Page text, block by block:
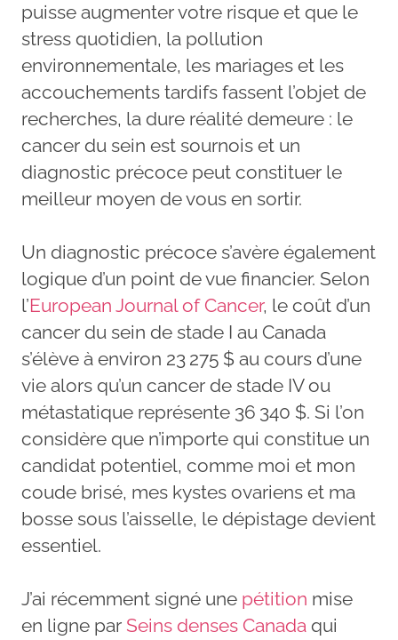
puisse augmenter votre risque et que le
stress quotidien, la pollution
environnementale, les mariages et les
accouchements tardifs fassent l’objet de
recherches, la dure réalité demeure : le
cancer du sein est sournois et un
diagnostic précoce peut constituer le
meilleur moyen de vous en sortir.
Un diagnostic précoce s’avère également
logique d’un point de vue financier. Selon
l’European Journal of Cancer, le coût d’un
cancer du sein de stade I au Canada
s’élève à environ 23 275 $ au cours d’une
vie alors qu’un cancer de stade IV ou
métastatique représente 36 340 $. Si l’on
considère que n’importe qui constitue un
candidat potentiel, comme moi et mon
coude brisé, mes kystes ovariens et ma
bosse sous l’aisselle, le dépistage devient
essentiel.
J’ai récemment signé une pétition mise
en ligne par Seins denses Canada qui